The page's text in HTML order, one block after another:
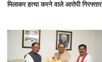
मिलाकर हत्या करने वाले आरोपी गिरफ्तार